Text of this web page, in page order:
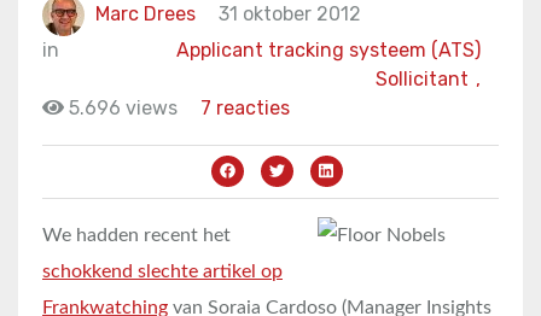
Marc Drees
31 oktober 2012
in
Applicant tracking systeem (ATS)
Sollicitant ,
5.696 views
7 reacties
We hadden recent het
schokkend slechte artikel op
Frankwatching van Soraia Cardoso (Manager Insights